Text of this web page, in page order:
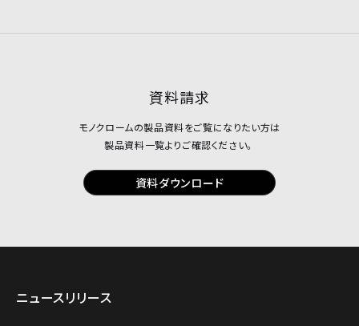
資料請求
モノクロームの製品資料をご覧になりたい方は
製品資料一覧よりご確認ください。
資料ダウンロード
ニュースリリース